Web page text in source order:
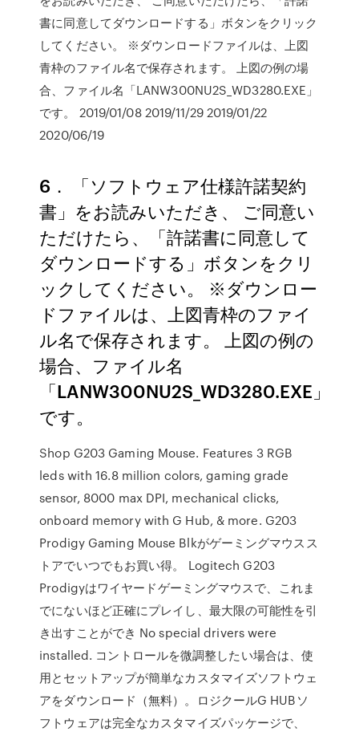
書に同意してダウンロードする」ボタンをクリック
してください。 ※ダウンロードファイルは、上図
青枠のファイル名で保存されます。 上図の例の場
合、ファイル名「LANW300NU2S_WD3280.EXE」
です。 2019/01/08 2019/11/29 2019/01/22
2020/06/19
6． 「ソフトウェア仕様許諾契約
書」をお読みいただき、 ご同意い
ただけたら、「許諾書に同意して
ダウンロードする」ボタンをクリ
ックしてください。 ※ダウンロー
ドファイルは、上図青枠のファイ
ル名で保存されます。 上図の例の
場合、ファイル名
「LANW300NU2S_WD3280.EXE」
です。
Shop G203 Gaming Mouse. Features 3 RGB
leds with 16.8 million colors, gaming grade
sensor, 8000 max DPI, mechanical clicks,
onboard memory with G Hub, & more. G203
Prodigy Gaming Mouse Blkがゲーミングマウスス
トアでいつでもお買い得。 Logitech G203
Prodigyはワイヤードゲーミングマウスで、これま
でにないほど正確にプレイし、最大限の可能性を引
き出すことができ No special drivers were
installed. コントロールを微調整したい場合は、使
用とセットアップが簡単なカスタマイズソフトウェ
アをダウンロード（無料）。ロジクールG HUBソ
フトウェアは完全なカスタマイズパッケージで、